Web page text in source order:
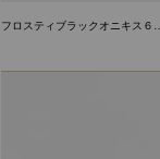
フロスティブラックオニキス６…